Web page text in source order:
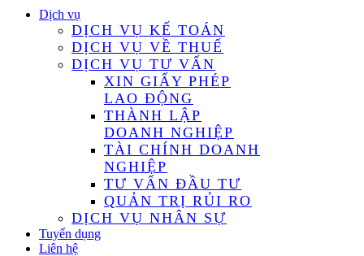
Dịch vụ
DỊCH VỤ KẾ TOÁN
DỊCH VỤ VỀ THUẾ
DỊCH VỤ TƯ VẤN
XIN GIẤY PHÉP
LAO ĐỘNG
THÀNH LẬP
DOANH NGHIỆP
TÀI CHÍNH DOANH
NGHIỆP
TƯ VẤN ĐẦU TƯ
QUẢN TRỊ RỦI RO
DỊCH VỤ NHÂN SỰ
Tuyển dụng
Liên hệ